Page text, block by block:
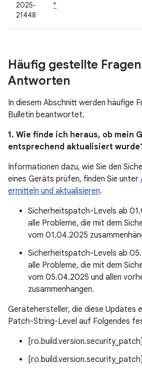
2025-
21448
*
Häufig gestellte
Antworten
In diesem Abschnitt werden häufige
Bulletin beantwortet.
1. Wie finde ich heraus, ob mein
entsprechend aktualisiert
Informationen dazu, wie Sie den
eines Geräts prüfen, finden Sie unter
ermitteln und aktualisieren.
Sicherheitspatch-Levels ab
alle Probleme, die mit dem
vom 01.04.2025
Sicherheitspatch-Levels ab
alle Probleme, die mit dem
vom 05.04.2025 und allen
zusammenhängen.
Gerätehersteller, die diese Updates
Patch-String-Level auf Folgendes